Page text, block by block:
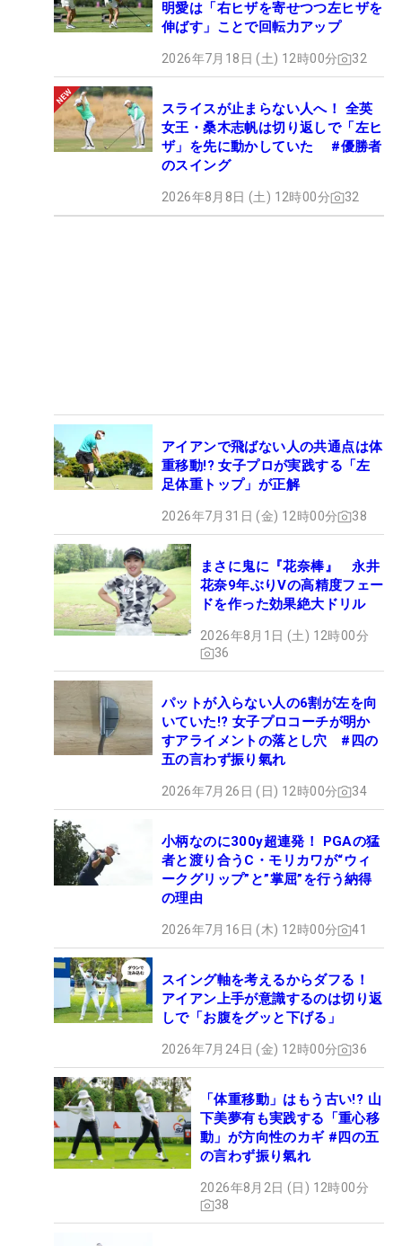
明愛は「右ヒザを寄せつつ左ヒザを
伸ばす」ことで回転力アップ
2026年7月18日 (土) 12時00分 32
スライスが止まらない人へ！ 全英
女王・桑木志帆は切り返しで「左ヒ
ザ」を先に動かしていた #優勝者
のスイング
2026年8月8日 (土) 12時00分 32
アイアンで飛ばない人の共通点は体
重移動!? 女子プロが実践する「左
足体重トップ」が正解
2026年7月31日 (金) 12時00分 38
まさに鬼に『花奈棒』 永井
花奈9年ぶりVの高精度フェー
ドを作った効果絶大ドリル
2026年8月1日 (土) 12時00分
36
パットが入らない人の6割が左を向
いていた!? 女子プロコーチが明か
すアライメントの落とし穴 #四の
五の言わず振り氣れ
2026年7月26日 (日) 12時00分 34
小柄なのに300y超連発！ PGAの猛
者と渡り合うC・モリカワが“ウィ
ークグリップ”と”掌屈”を行う納得
の理由
2026年7月16日 (木) 12時00分 41
スイング軸を考えるからダフる！
アイアン上手が意識するのは切り返
しで「お腹をグッと下げる」
2026年7月24日 (金) 12時00分 36
「体重移動」はもう古い!? 山
下美夢有も実践する「重心移
動」が方向性のカギ #四の五
の言わず振り氣れ
2026年8月2日 (日) 12時00分
38